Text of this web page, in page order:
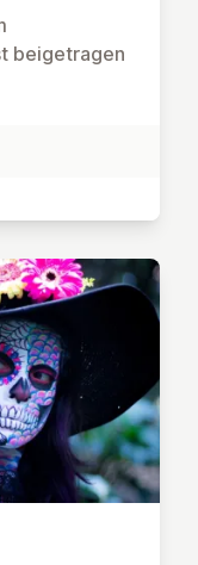
beigetragen